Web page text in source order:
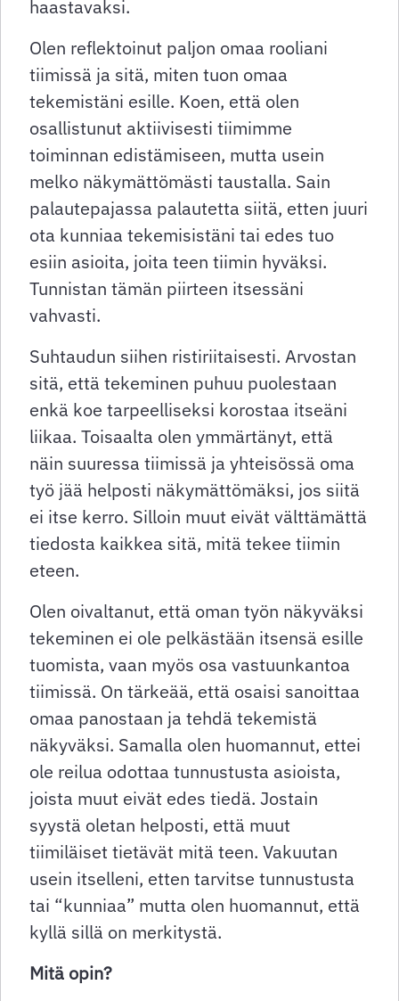
haastavaksi.
Olen reflektoinut paljon omaa rooliani
tiimissä ja sitä, miten tuon omaa
tekemistäni esille. Koen, että olen
osallistunut aktiivisesti tiimimme
toiminnan edistämiseen, mutta usein
melko näkymättömästi taustalla. Sain
palautepajassa palautetta siitä, etten juuri
ota kunniaa tekemisistäni tai edes tuo
esiin asioita, joita teen tiimin hyväksi.
Tunnistan tämän piirteen itsessäni
vahvasti.
Suhtaudun siihen ristiriitaisesti. Arvostan
sitä, että tekeminen puhuu puolestaan
enkä koe tarpeelliseksi korostaa itseäni
liikaa. Toisaalta olen ymmärtänyt, että
näin suuressa tiimissä ja yhteisössä oma
työ jää helposti näkymättömäksi, jos siitä
ei itse kerro. Silloin muut eivät välttämättä
tiedosta kaikkea sitä, mitä tekee tiimin
eteen.
Olen oivaltanut, että oman työn näkyväksi
tekeminen ei ole pelkästään itsensä esille
tuomista, vaan myös osa vastuunkantoa
tiimissä. On tärkeää, että osaisi sanoittaa
omaa panostaan ja tehdä tekemistä
näkyväksi. Samalla olen huomannut, ettei
ole reilua odottaa tunnustusta asioista,
joista muut eivät edes tiedä. Jostain
syystä oletan helposti, että muut
tiimiläiset tietävät mitä teen. Vakuutan
usein itselleni, etten tarvitse tunnustusta
tai “kunniaa” mutta olen huomannut, että
kyllä sillä on merkitystä.
Mitä opin?